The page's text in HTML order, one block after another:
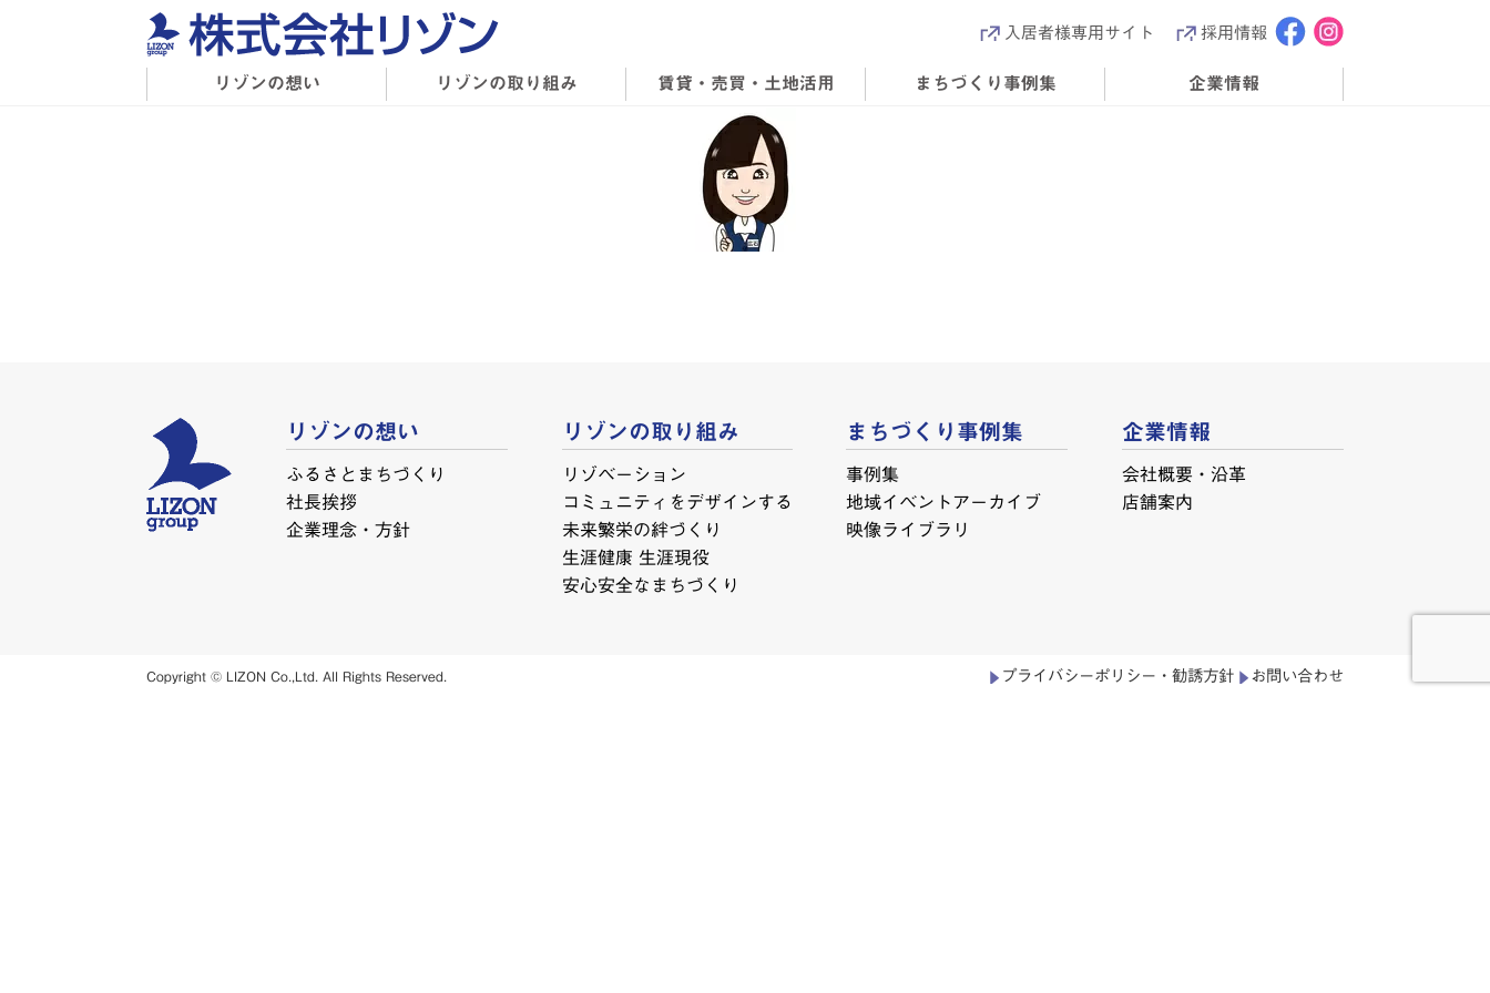
入居者様専用サイト 採用情報
リゾンの想い リゾンの取り組み 賃貸・売買・土地活用 まちづくり事例集 企業情報
リゾンの想い
ふるさとまちづくり
社長挨拶
企業理念・方針
リゾンの取り組み
リゾベーション
コミュニティをデザインする
未来繁栄の絆づくり
生涯健康 生涯現役
安心安全なまちづくり
まちづくり事例集
事例集
地域イベントアーカイブ
映像ライブラリ
企業情報
会社概要・沿革
店舗案内
Copyright © LIZON Co.,Ltd. All Rights Reserved. プライバシーポリシー・勧誘方針 お問い合わせ